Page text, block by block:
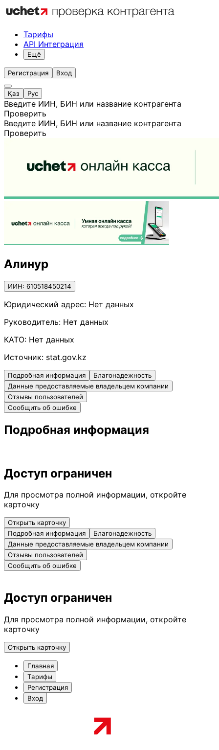
Тарифы
API Интеграция
Ещё
Регистрация Вход
Қаз Рус
Введите ИИН, БИН или название контрагента
Проверить
Введите ИИН, БИН или название контрагента
Проверить
Алинур
ИИН: 610518450214
Юридический адрес: Нет данных
Руководитель: Нет данных
КАТО: Нет данных
Источник: stat.gov.kz
Подробная информация
Благонадежность
Данные предоставляемые владельцем компании
Отзывы пользователей
Сообщить об ошибке
Подробная информация
Доступ ограничен
Для просмотра полной информации, откройте
карточку
Открыть карточку
Подробная информация
Благонадежность
Данные предоставляемые владельцем компании
Отзывы пользователей
Сообщить об ошибке
Доступ ограничен
Для просмотра полной информации, откройте
карточку
Открыть карточку
Главная
Тарифы
Регистрация
Вход